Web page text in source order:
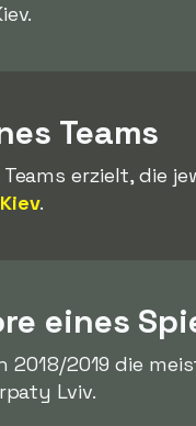
Teams
erzielt, die
.
eines
2018/2019 die
Lviv.